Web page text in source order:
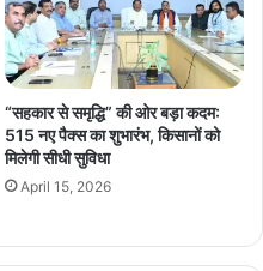
“सहकार से समृद्धि” की ओर बड़ा कदम:
515 नए पैक्स का शुभारंभ, किसानों को
मिलेगी सीधी सुविधा
April 15, 2026